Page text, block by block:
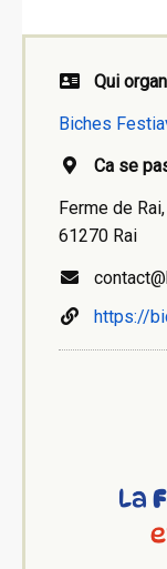
Qui
Biches
Ca se
Ferme de
61270 Rai
https://